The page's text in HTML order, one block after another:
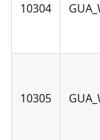
10304
10305